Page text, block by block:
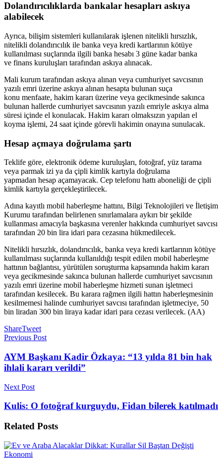
Dolandırıcılıklarda bankalar hesapları askıya
alabilecek
Ayrıca, bilişim sistemleri kullanılarak işlenen nitelikli hırsızlık,
nitelikli dolandırıcılık ile banka veya kredi kartlarının kötüye
kullanılması suçlarında ilgili banka hesabı 3 güne kadar banka
ve finans kuruluşları tarafından askıya alınacak.
Mali kurum tarafından askıya alınan veya cumhuriyet savcısının
yazılı emri üzerine askıya alınan hesapta bulunan suça
konu menfaate, hakim kararı üzerine veya gecikmesinde sakınca
bulunan hallerde cumhuriyet savcısının yazılı emriyle askıya alma
süresi içinde el konulacak. Hakim kararı olmaksızın yapılan el
koyma işlemi, 24 saat içinde görevli hakimin onayına sunulacak.
Hesap açmaya doğrulama şartı
Teklife göre, elektronik ödeme kuruluşları, fotoğraf, yüz tarama
veya parmak izi ya da çipli kimlik kartıyla doğrulama
yapmadan hesap açamayacak. Cep telefonu hattı aboneliği de çipli
kimlik kartıyla gerçekleştirilecek.
Adına kayıtlı mobil haberleşme hattını, Bilgi Teknolojileri ve İletişim
Kurumu tarafından belirlenen sınırlamalara aykırı bir şekilde
kullanması amacıyla başkasına verenler hakkında cumhuriyet savcısı
tarafından 20 bin lira idari para cezasına hükmedilecek.
Nitelikli hırsızlık, dolandırıcılık, banka veya kredi kartlarının kötüye
kullanılması suçlarında kullanıldığı tespit edilen mobil haberleşme
hattının bağlantısı, yürütülen soruşturma kapsamında hakim kararı
veya gecikmesinde sakınca bulunan hallerde cumhuriyet savcısının
yazılı emri üzerine mobil haberleşme hizmeti sunan işletmeci
tarafından kesilecek. Bu karara rağmen ilgili hattın haberleşmesinin
kesilmemesi halinde cumhuriyet savcısı tarafından işletmeciye, 50
bin liradan 300 bin liraya kadar idari para cezası verilecek. (AA)
ShareTweet
Previous Post
AYM Başkanı Kadir Özkaya: “13 yılda 81 bin hak
ihlali kararı verildi”
Next Post
Kulis: O fotoğraf kurguydu, Fidan bilerek katılmadı
Related Posts
Ekonomi